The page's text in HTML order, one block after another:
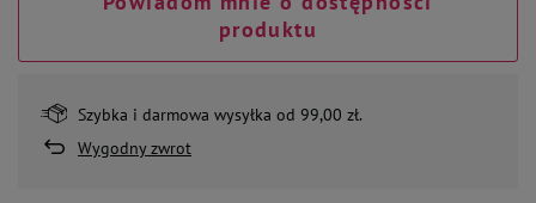
produktu
Szybka i darmowa wysyłka od 99,00 zł.
Wygodny zwrot